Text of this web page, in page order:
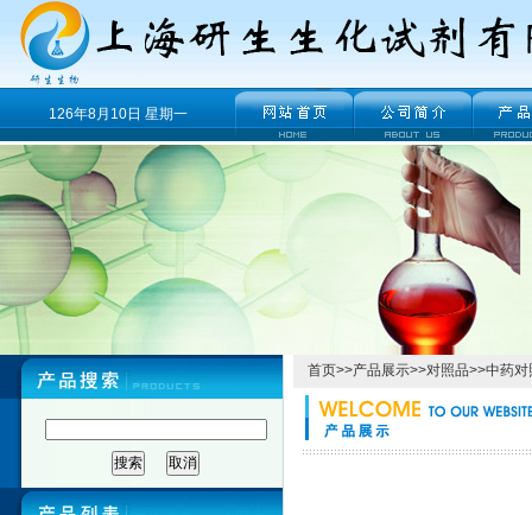
126年8月10日 星期一
首页>>产品展示>>对照品>>中药对